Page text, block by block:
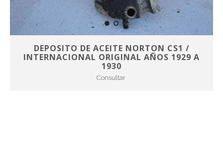
DEPOSITO DE ACEITE NORTON CS1 /
INTERNACIONAL ORIGINAL AÑOS 1929 A
1930
Consultar